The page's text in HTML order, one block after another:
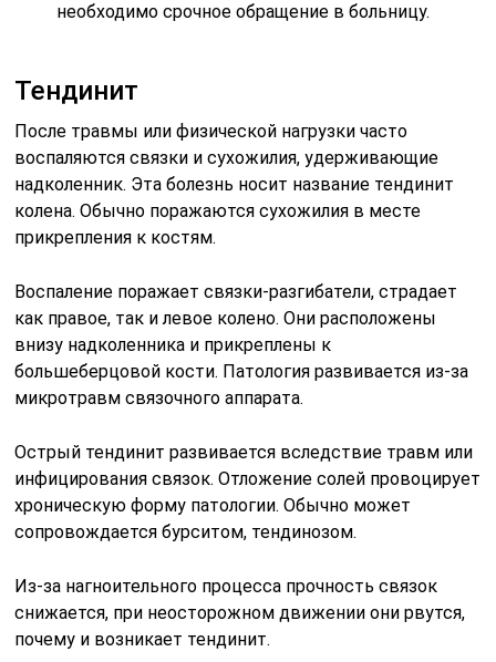
необходимо срочное обращение в больницу.
Тендинит
После травмы или физической нагрузки часто
воспаляются связки и сухожилия, удерживающие
надколенник. Эта болезнь носит название тендинит
колена. Обычно поражаются сухожилия в месте
прикрепления к костям.
Воспаление поражает связки-разгибатели, страдает
как правое, так и левое колено. Они расположены
внизу надколенника и прикреплены к
большеберцовой кости. Патология развивается из-за
микротравм связочного аппарата.
Острый тендинит развивается вследствие травм или
инфицирования связок. Отложение солей провоцирует
хроническую форму патологии. Обычно может
сопровождается бурситом, тендинозом.
Из-за нагноительного процесса прочность связок
снижается, при неосторожном движении они рвутся,
почему и возникает тендинит.